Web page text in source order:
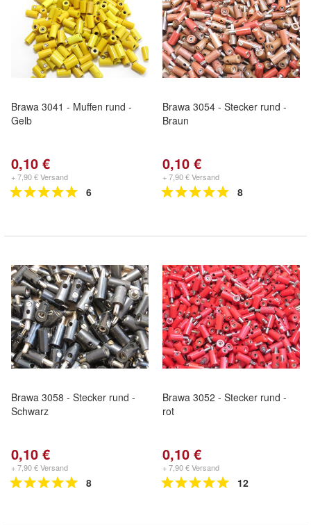
Brawa 3041 - Muffen rund -
Gelb
0,10 €
+ 7,90 € Versand
6
Brawa 3054 - Stecker rund -
Braun
0,10 €
+ 7,90 € Versand
8
Brawa 3058 - Stecker rund -
Schwarz
0,10 €
+ 7,90 € Versand
8
Brawa 3052 - Stecker rund -
rot
0,10 €
+ 7,90 € Versand
12